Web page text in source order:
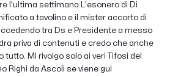
l'ultima settimana.L'esonero di Di
a tavolino e il mister accorto di
tra Ds e Presidente a messo
priva di contenuti e credo che anche
tutto. Mi rivolgo solo ai veri Tifosi del
Righi da Ascoli se viene gui